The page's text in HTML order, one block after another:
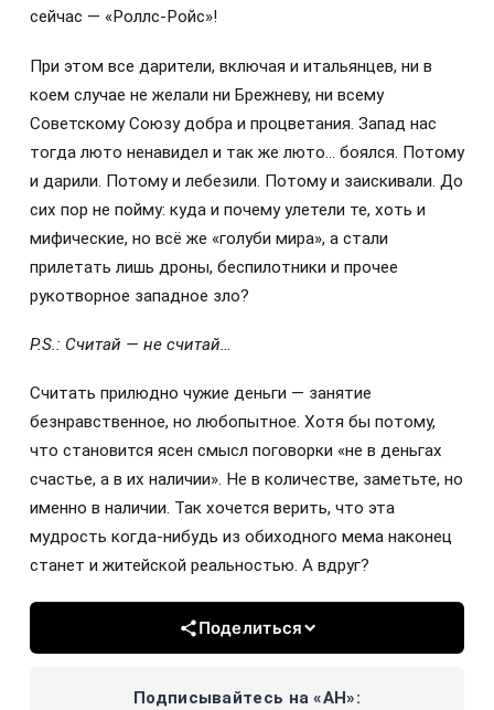
сейчас — «Роллс-Ройс»!
При этом все дарители, включая и итальянцев, ни в
коем случае не желали ни Брежневу, ни всему
Советскому Союзу добра и процветания. Запад нас
тогда люто ненавидел и так же люто… боялся. Потому
и дарили. Потому и лебезили. Потому и заискивали. До
сих пор не пойму: куда и почему улетели те, хоть и
мифические, но всё же «голуби мира», а стали
прилетать лишь дроны, беспилотники и прочее
рукотворное западное зло?
P.S.: Считай — не считай…
Считать прилюдно чужие деньги — занятие
безнравственное, но любопытное. Хотя бы потому,
что становится ясен смысл поговорки «не в деньгах
счастье, а в их наличии». Не в количестве, заметьте, но
именно в наличии. Так хочется верить, что эта
мудрость когда-нибудь из обиходного мема наконец
станет и житейской реальностью. А вдруг?
Поделиться
Подписывайтесь на «АН»: